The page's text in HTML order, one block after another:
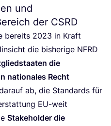
und
der CSRD
bereits 2023 in Kraft
die bis­he­ri­ge NFRD
die
natio­na­les Recht
ab, die Stan­dards für
EU-weit
Stake­hol­der die